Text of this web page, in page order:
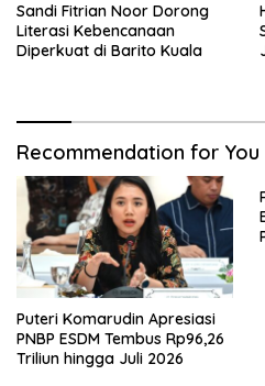
Sandi Fitrian Noor Dorong
Literasi Kebencanaan
Diperkuat di Barito Kuala
Recommendation for You
Puteri Komarudin Apresiasi
PNBP ESDM Tembus Rp96,26
Triliun hingga Juli 2026